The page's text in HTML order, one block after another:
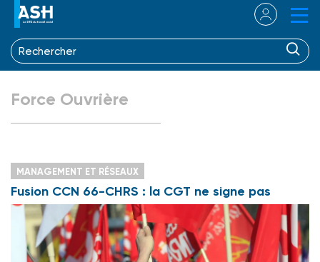
Force Ouvrière
MANAGEMENT ET RÉSEAUX
Fusion CCN 66-CHRS : la CGT ne signe pas